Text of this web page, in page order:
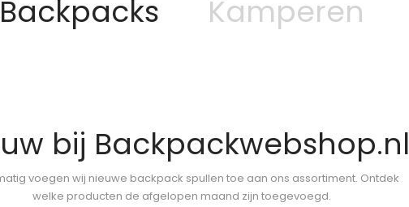
Backpacks Kamperen
bij Backpackwebshop.nl
voegen wij nieuwe backpack spullen toe aan ons assortiment. Ontdek
welke producten de afgelopen maand zijn toegevoegd.